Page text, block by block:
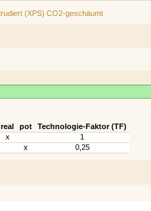
(XPS) CO2-geschäumt
real pot
Technologie-Faktor (TF)
x
1
x 0,25